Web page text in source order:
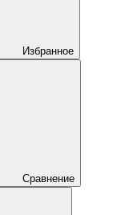
Избранное
Сравнение